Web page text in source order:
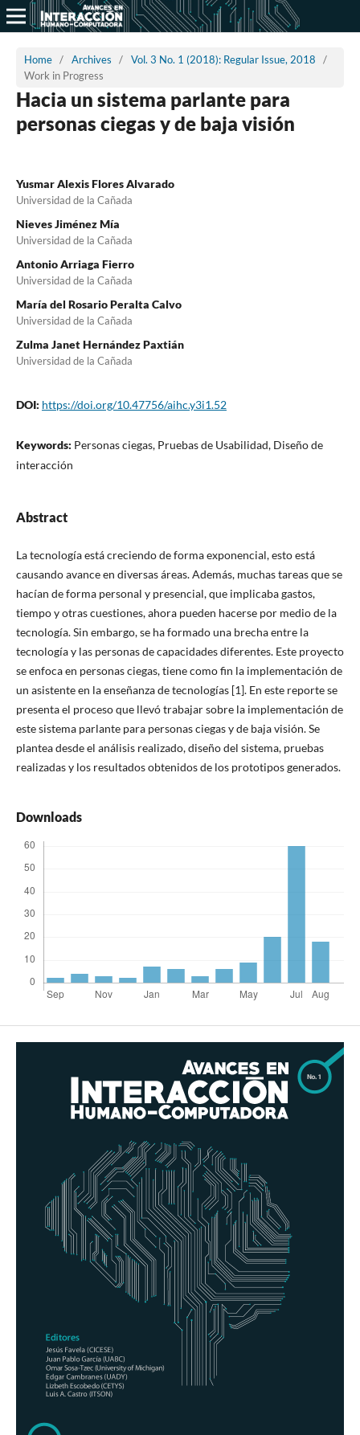
Home / Archives / Vol. 3 No. 1 (2018): Regular Issue, 2018
/
Work in Progress
Hacia un sistema parlante para
personas ciegas y de baja visión
Yusmar Alexis Flores Alvarado
Universidad de la Cañada
Nieves Jiménez Mía
Universidad de la Cañada
Antonio Arriaga Fierro
Universidad de la Cañada
María del Rosario Peralta Calvo
Universidad de la Cañada
Zulma Janet Hernández Paxtián
Universidad de la Cañada
DOI: https://doi.org/10.47756/aihc.y3i1.52
Keywords: Personas ciegas, Pruebas de Usabilidad, Diseño de
interacción
Abstract
La tecnología está creciendo de forma exponencial, esto está
causando avance en diversas áreas. Además, muchas tareas que se
hacían de forma personal y presencial, que implicaba gastos,
tiempo y otras cuestiones, ahora pueden hacerse por medio de la
tecnología. Sin embargo, se ha formado una brecha entre la
tecnología y las personas de capacidades diferentes. Este proyecto
se enfoca en personas ciegas, tiene como fin la implementación de
un asistente en la enseñanza de tecnologías [1]. En este reporte se
presenta el proceso que llevó trabajar sobre la implementación de
este sistema parlante para personas ciegas y de baja visión. Se
plantea desde el análisis realizado, diseño del sistema, pruebas
realizadas y los resultados obtenidos de los prototipos generados.
Downloads